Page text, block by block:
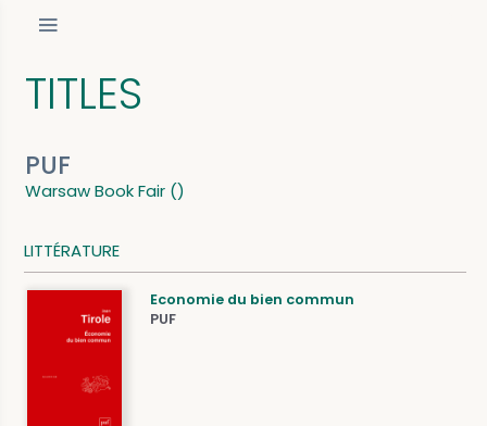
TITLES
PUF
Warsaw Book Fair ()
LITTÉRATURE
Economie du bien commun
PUF